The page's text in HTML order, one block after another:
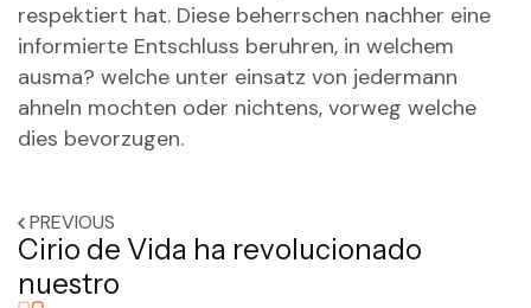
respektiert hat. Diese beherrschen nachher eine
informierte Entschluss beruhren, in welchem
ausma? welche unter einsatz von jedermann
ahneln mochten oder nichtens, vorweg welche
dies bevorzugen.
PREVIOUS
Cirio de Vida ha revolucionado
nuestro